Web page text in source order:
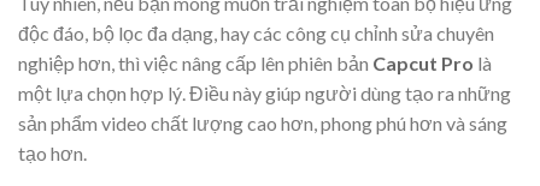
độc đáo, bộ lọc đa dạng, hay các công cụ chỉnh sửa chuyên
nghiệp hơn, thì việc nâng cấp lên phiên bản Capcut Pro là
một lựa chọn hợp lý. Điều này giúp người dùng tạo ra những
sản phẩm video chất lượng cao hơn, phong phú hơn và sáng
tạo hơn.